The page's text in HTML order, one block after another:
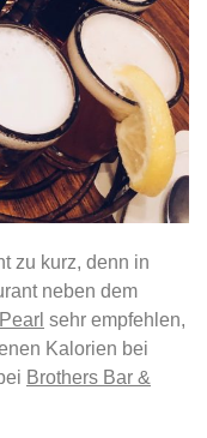
zu kurz, denn in
neben dem
sehr empfehlen,
Kalorien bei
Brothers Bar &